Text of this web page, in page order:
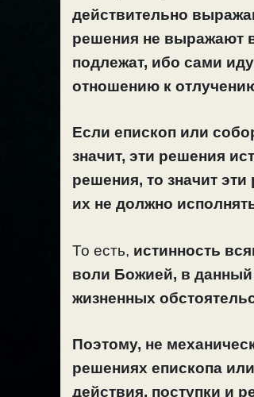
действительно
решения не выражают
подлежат, ибо сами
отношению к
Если епископ или
значит, эти решения
решения, то значит
их не должно
То есть, истинность
воли Божией, в данный
жизненных
Поэтому, не
решениях епископа
действия, поступки и